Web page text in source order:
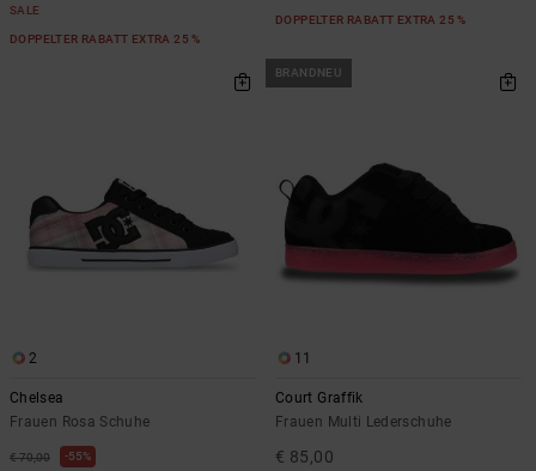
SALE
DOPPELTER RABATT EXTRA 25 %
DOPPELTER RABATT EXTRA 25 %
2
Chelsea
Frauen Rosa Schuhe
€ 70,00 55%
BRANDNEU
11
Court Graffik
Frauen Multi Lederschuhe
€ 85,00